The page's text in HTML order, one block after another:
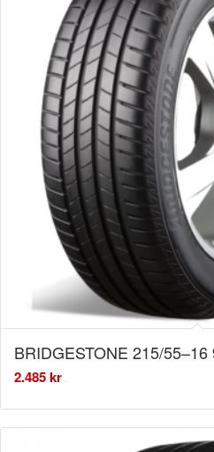
BRIDGESTONE 215/
2.485kr